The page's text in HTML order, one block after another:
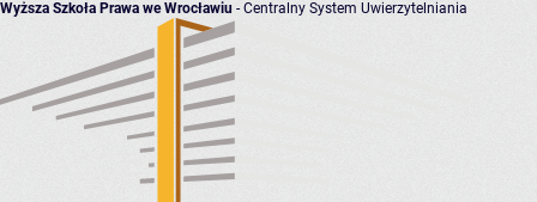
Wyższa Szkoła Prawa we Wrocławiu - Centralny System Uwierzytelniania